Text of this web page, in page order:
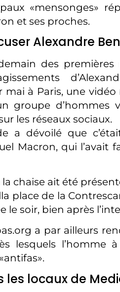
«mensonges»
et ses proches.
Alexandre
des
mai à Paris, une
groupe d’hommes
les réseaux sociaux.
a dévoilé que
Macron, qui l’avait
la chaise ait été
place de la
le soir, bien après
a par ailleurs
lesquels l’homme
les locaux de